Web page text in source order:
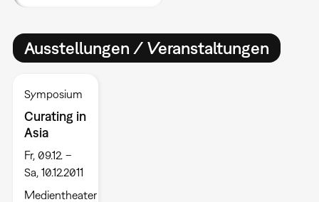
Ausstellungen / Veranstaltungen
Symposium
Curating in
Asia
Fr, 09.12. –
Sa, 10.12.2011
Medientheater